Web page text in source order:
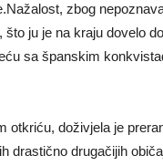
zbog
ju je na kraju dovelo
sa španskim
otkriću, doživjela je
drastično drugačijih